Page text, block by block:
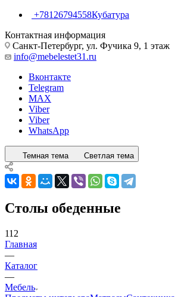
+78126794558Кубатура
Контактная информация
Санкт-Петербург, ул. Фучика 9, 1 этаж
info@mebelestet31.ru
Вконтакте
Telegram
MAX
Viber
Viber
WhatsApp
Темная тема Светлая тема
Столы обеденные
112
Главная
—
Каталог
—
Мебель